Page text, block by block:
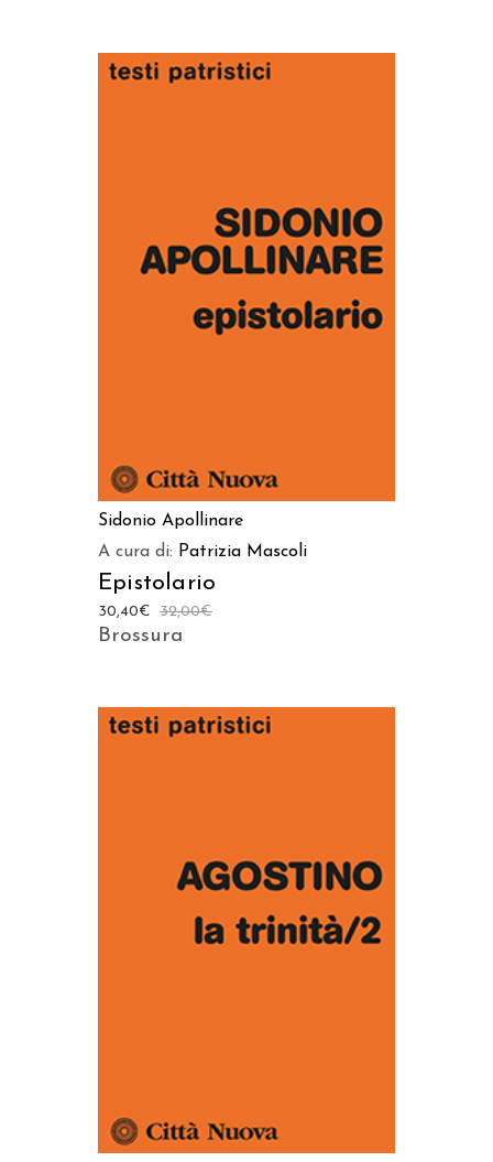
AGGIUNGI AL CARRELLO
Sidonio Apollinare
A cura di: Patrizia Mascoli
Epistolario
32,00€
30,40€
Brossura
AGGIUNGI AL CARRELLO